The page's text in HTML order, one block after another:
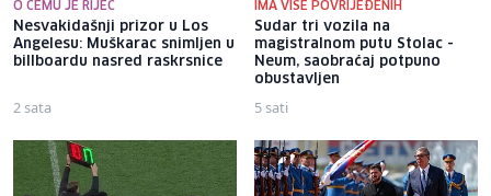
O ČEMU JE RIJEČ
Nesvakidašnji prizor u Los
Angelesu: Muškarac snimljen u
billboardu nasred raskrsnice
2 sata
IMA VIŠE POVRIJEĐENIH
Sudar tri vozila na
magistralnom putu Stolac -
Neum, saobraćaj potpuno
obustavljen
5 sati